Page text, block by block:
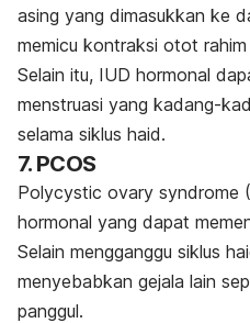
asing yang dimasukkan ke
memicu kontraksi otot
Selain itu, IUD hormonal
menstruasi yang kadang-
selama siklus haid.
7. PCOS
Polycystic ovary syndrome (
hormonal yang dapat
Selain mengganggu siklus
menyebabkan gejala lain
panggul.